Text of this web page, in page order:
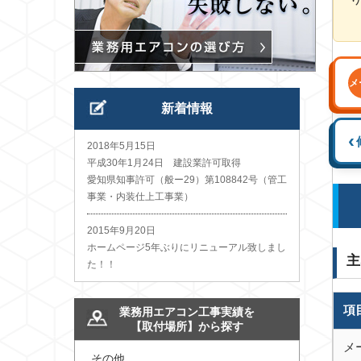
メ
‹
項
メ
新着情報
2018年5月15日
平成30年1月24日 建設業許可取得
愛知県知事許可（般ー29）第108842号（管工
事業・内装仕上工事業）
2015年9月20日
ホームページ5年ぶりにリニューアル致しまし
た！！
業務用エアコン工事実績を
【取付場所】から探す